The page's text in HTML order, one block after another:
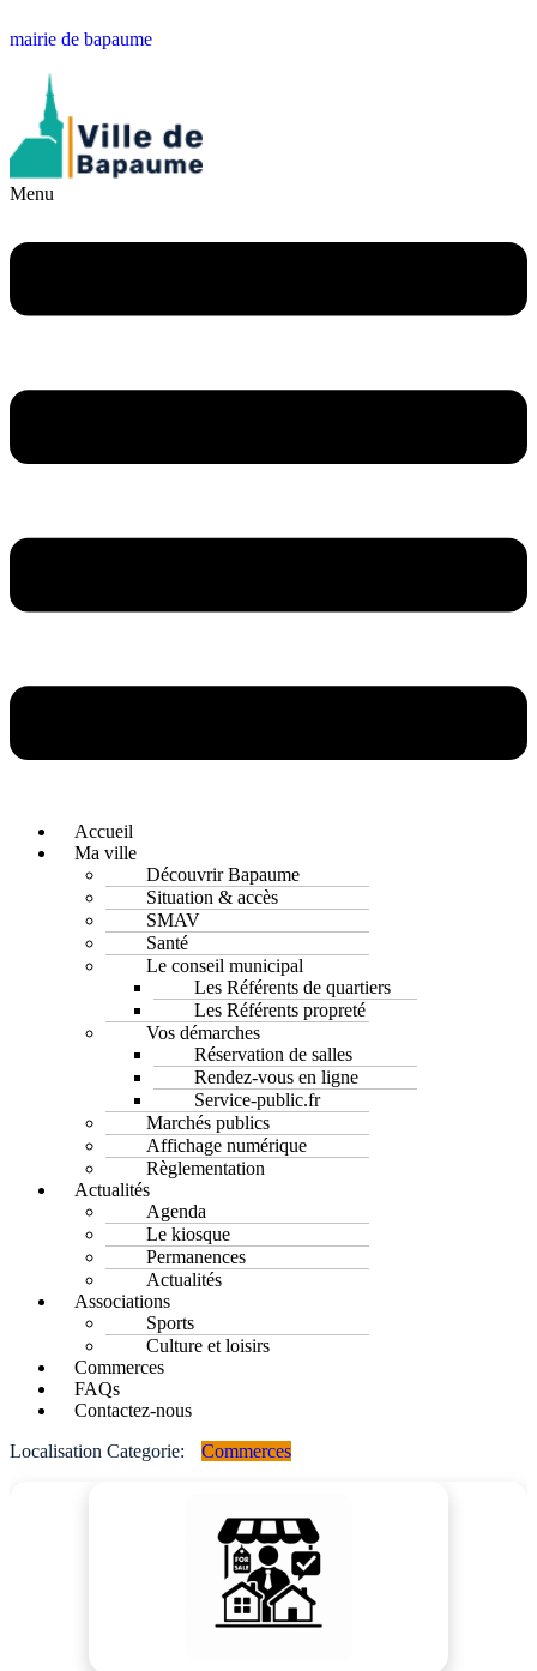
mairie de bapaume
Menu
Accueil
Ma ville
Découvrir Bapaume
Situation & accès
SMAV
Santé
Le conseil municipal
Les Référents de quartiers
Les Référents propreté
Vos démarches
Réservation de salles
Rendez-vous en ligne
Service-public.fr
Marchés publics
Affichage numérique
Règlementation
Actualités
Agenda
Le kiosque
Permanences
Actualités
Associations
Sports
Culture et loisirs
Commerces
FAQs
Contactez-nous
Localisation Categorie:
Commerces